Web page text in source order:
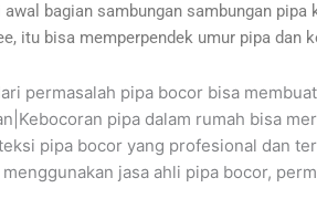
bagian sambungan sambungan
itu bisa memperpendek umur pipa dan
permasalah pipa bocor bisa
pipa dalam rumah bisa
pipa bocor yang profesional dan
menggunakan jasa ahli pipa bocor,